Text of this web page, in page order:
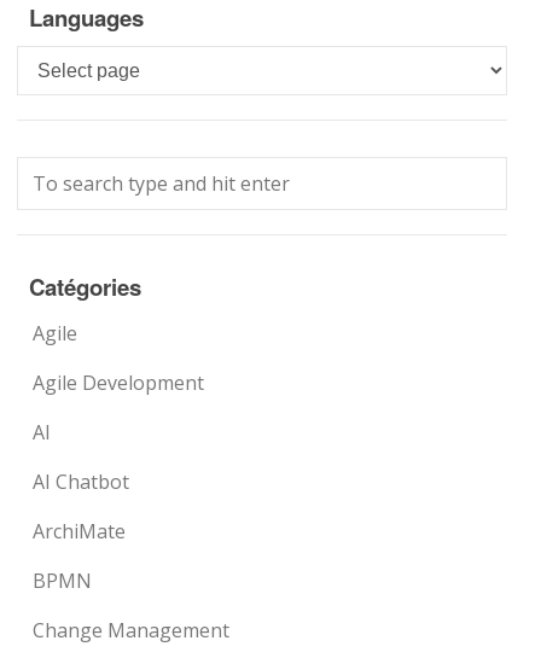
Languages
Languages
Catégories
Agile
Agile Development
AI
AI Chatbot
ArchiMate
BPMN
Change Management